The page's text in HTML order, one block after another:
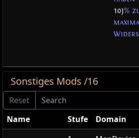
10)%
Sonstiges Mods /16
Name Stufe Domain